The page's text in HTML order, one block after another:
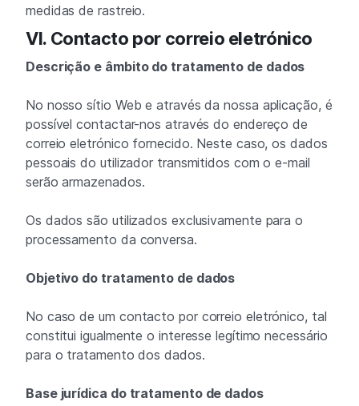
medidas de rastreio.
VI. Contacto por correio eletrónico
Descrição e âmbito do tratamento de dados
No nosso sítio Web e através da nossa aplicação, é
possível contactar-nos através do endereço de
correio eletrónico fornecido. Neste caso, os dados
pessoais do utilizador transmitidos com o e-mail
serão armazenados.
Os dados são utilizados exclusivamente para o
processamento da conversa.
Objetivo do tratamento de dados
No caso de um contacto por correio eletrónico, tal
constitui igualmente o interesse legítimo necessário
para o tratamento dos dados.
Base jurídica do tratamento de dados